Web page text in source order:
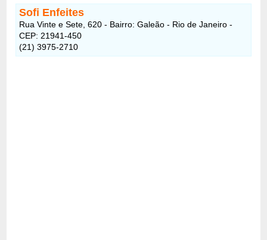
Sofi Enfeites
Rua Vinte e Sete, 620 - Bairro: Galeão - Rio de Janeiro -
CEP: 21941-450
(21) 3975-2710